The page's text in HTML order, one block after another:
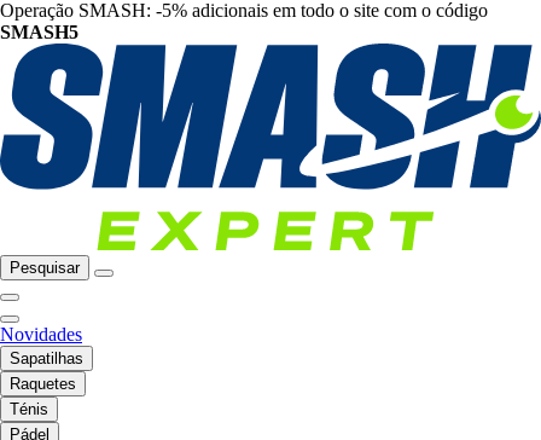
Operação SMASH: -5% adicionais em todo o site com o código
SMASH5
Pesquisar
Novidades
Sapatilhas
Raquetes
Ténis
Pádel